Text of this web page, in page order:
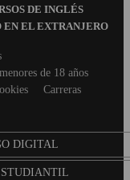
DE INGLÉS
EN EL EXTRANJERO
de 18 años
Carreras
DIGITAL